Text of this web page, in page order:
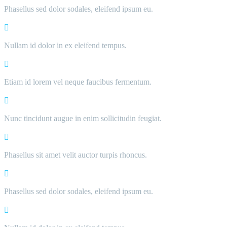
Phasellus sed dolor sodales, eleifend ipsum eu.
Nullam id dolor in ex eleifend tempus.
Etiam id lorem vel neque faucibus fermentum.
Nunc tincidunt augue in enim sollicitudin feugiat.
Phasellus sit amet velit auctor turpis rhoncus.
Phasellus sed dolor sodales, eleifend ipsum eu.